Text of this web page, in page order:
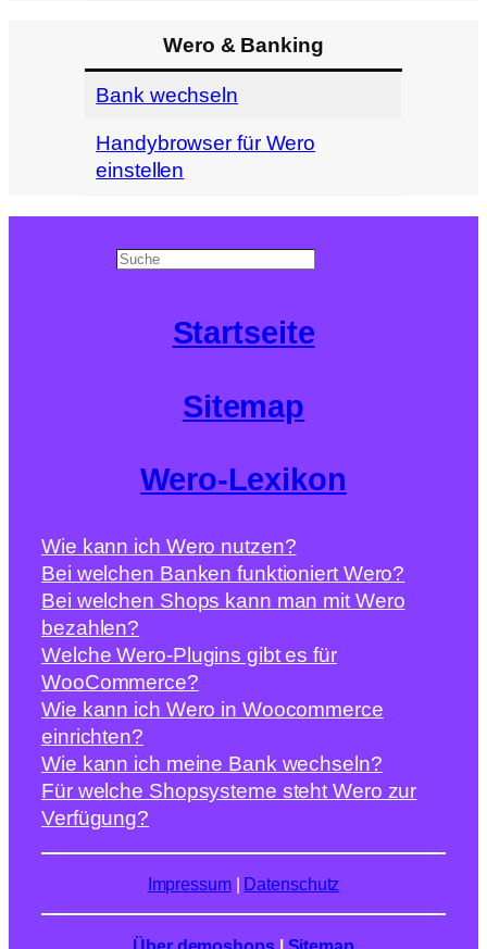
Wero & Banking
Bank wechseln
Handybrowser für Wero
einstellen
Search
Startseite
Sitemap
Wero-Lexikon
Wie kann ich Wero nutzen?
Bei welchen Banken funktioniert Wero?
Bei welchen Shops kann man mit Wero
bezahlen?
Welche Wero-Plugins gibt es für
WooCommerce?
Wie kann ich Wero in Woocommerce
einrichten?
Wie kann ich meine Bank wechseln?
Für welche Shopsysteme steht Wero zur
Verfügung?
Impressum| Datenschutz